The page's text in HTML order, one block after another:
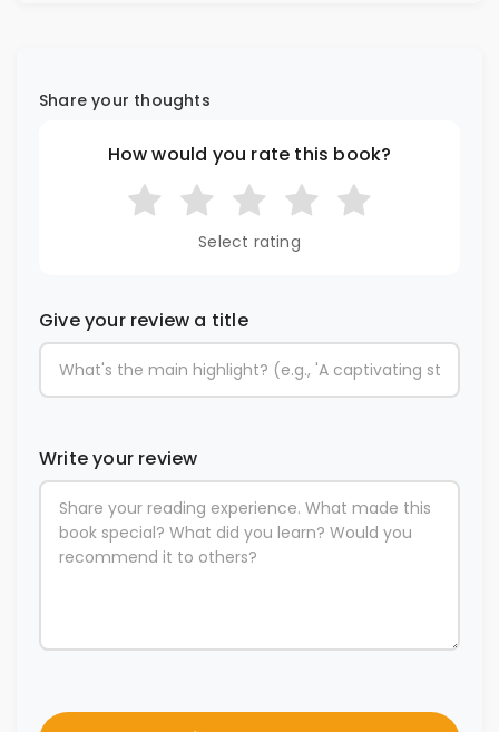
Share your thoughts
How would you rate this book?
Select rating
Give your review a title
Write your review